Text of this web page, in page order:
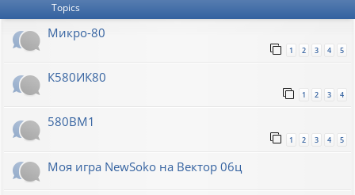
Topics
Микро-80
1 2 3 4 5
К580ИК80
1 2 3 4
580ВМ1
1 2 3 4 5
Моя игра NewSoko на Вектор 06ц